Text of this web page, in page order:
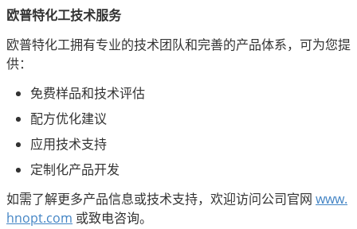
欧普特化工技术服务
欧普特化工拥有专业的技术团队和完善的产品体系，可为您提
供：
免费样品和技术评估
配方优化建议
应用技术支持
定制化产品开发
如需了解更多产品信息或技术支持，欢迎访问公司官网 www.
hnopt.com 或致电咨询。